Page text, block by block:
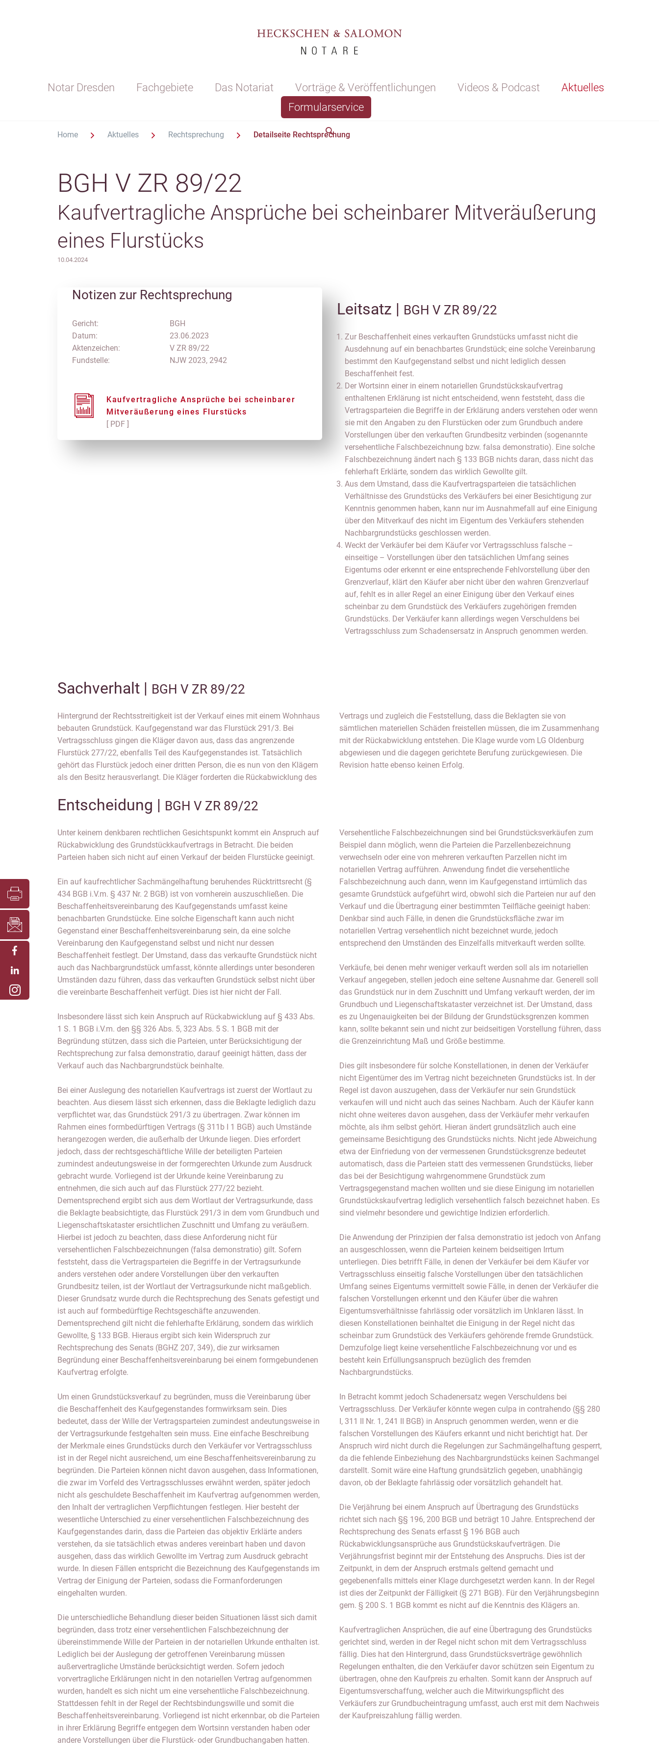
Notar Dresden Fachgebiete Das Notariat Vorträge & Veröffentlichungen Videos & Podcast
Aktuelles
Formularservice
Home Aktuelles Rechtsprechung Detailseite Rechtsprechung
BGH V ZR 89/22
Kaufvertragliche Ansprüche bei scheinbarer Mitveräußerung
eines Flurstücks
10.04.2024
Notizen zur Rechtsprechung
Gericht:
Datum:
Aktenzeichen:
Fundstelle:
BGH
23.06.2023
V ZR 89/22
NJW 2023, 2942
Kaufvertragliche Ansprüche bei scheinbarer
Mitveräußerung eines Flurstücks
[ PDF ]
Leitsatz | BGH V ZR 89/22
Zur Beschaffenheit eines verkauften Grundstücks umfasst nicht die
Ausdehnung auf ein benachbartes Grundstück; eine solche Vereinbarung
bestimmt den Kaufgegenstand selbst und nicht lediglich dessen
Beschaffenheit fest.
Der Wortsinn einer in einem notariellen Grundstückskaufvertrag
enthaltenen Erklärung ist nicht entscheidend, wenn feststeht, dass die
Vertragsparteien die Begriffe in der Erklärung anders verstehen oder wenn
sie mit den Angaben zu den Flurstücken oder zum Grundbuch andere
Vorstellungen über den verkauften Grundbesitz verbinden (sogenannte
versehentliche Falschbezeichnung bzw. falsa demonstratio). Eine solche
Falschbezeichnung ändert nach § 133 BGB nichts daran, dass nicht das
fehlerhaft Erklärte, sondern das wirklich Gewollte gilt.
Aus dem Umstand, dass die Kaufvertragsparteien die tatsächlichen
Verhältnisse des Grundstücks des Verkäufers bei einer Besichtigung zur
Kenntnis genommen haben, kann nur im Ausnahmefall auf eine Einigung
über den Mitverkauf des nicht im Eigentum des Verkäufers stehenden
Nachbargrundstücks geschlossen werden.
Weckt der Verkäufer bei dem Käufer vor Vertragsschluss falsche –
einseitige – Vorstellungen über den tatsächlichen Umfang seines
Eigentums oder erkennt er eine entsprechende Fehlvorstellung über den
Grenzverlauf, klärt den Käufer aber nicht über den wahren Grenzverlauf
auf, fehlt es in aller Regel an einer Einigung über den Verkauf eines
scheinbar zu dem Grundstück des Verkäufers zugehörigen fremden
Grundstücks. Der Verkäufer kann allerdings wegen Verschuldens bei
Vertragsschluss zum Schadensersatz in Anspruch genommen werden.
Sachverhalt | BGH V ZR 89/22
Hintergrund der Rechtsstreitigkeit ist der Verkauf eines mit einem Wohnhaus
bebauten Grundstück. Kaufgegenstand war das Flurstück 291/3. Bei
Vertragsschluss gingen die Kläger davon aus, dass das angrenzende
Flurstück 277/22, ebenfalls Teil des Kaufgegenstandes ist. Tatsächlich
gehört das Flurstück jedoch einer dritten Person, die es nun von den Klägern
als den Besitz herausverlangt. Die Kläger forderten die Rückabwicklung des
Vertrags und zugleich die Feststellung, dass die Beklagten sie von
sämtlichen materiellen Schäden freistellen müssen, die im Zusammenhang
mit der Rückabwicklung entstehen. Die Klage wurde vom LG Oldenburg
abgewiesen und die dagegen gerichtete Berufung zurückgewiesen. Die
Revision hatte ebenso keinen Erfolg.
Entscheidung | BGH V ZR 89/22
Unter keinem denkbaren rechtlichen Gesichtspunkt kommt ein Anspruch auf
Rückabwicklung des Grundstückkaufvertrags in Betracht. Die beiden
Parteien haben sich nicht auf einen Verkauf der beiden Flurstücke geeinigt.
Ein auf kaufrechtlicher Sachmängelhaftung beruhendes Rücktrittsrecht (§
434 BGB i.V.m. § 437 Nr. 2 BGB) ist von vornherein auszuschließen. Die
Beschaffenheitsvereinbarung des Kaufgegenstands umfasst keine
benachbarten Grundstücke. Eine solche Eigenschaft kann auch nicht
Gegenstand einer Beschaffenheitsvereinbarung sein, da eine solche
Vereinbarung den Kaufgegenstand selbst und nicht nur dessen
Beschaffenheit festlegt. Der Umstand, dass das verkaufte Grundstück nicht
auch das Nachbargrundstück umfasst, könnte allerdings unter besonderen
Umständen dazu führen, dass das verkauften Grundstück selbst nicht über
die vereinbarte Beschaffenheit verfügt. Dies ist hier nicht der Fall.
Insbesondere lässt sich kein Anspruch auf Rückabwicklung auf § 433 Abs.
1 S. 1 BGB i.V.m. den §§ 326 Abs. 5, 323 Abs. 5 S. 1 BGB mit der
Begründung stützen, dass sich die Parteien, unter Berücksichtigung der
Rechtsprechung zur falsa demonstratio, darauf geeinigt hätten, dass der
Verkauf auch das Nachbargrundstück beinhalte.
Bei einer Auslegung des notariellen Kaufvertrags ist zuerst der Wortlaut zu
beachten. Aus diesem lässt sich erkennen, dass die Beklagte lediglich dazu
verpflichtet war, das Grundstück 291/3 zu übertragen. Zwar können im
Rahmen eines formbedürftigen Vertrags (§ 311b I 1 BGB) auch Umstände
herangezogen werden, die außerhalb der Urkunde liegen. Dies erfordert
jedoch, dass der rechtsgeschäftliche Wille der beteiligten Parteien
zumindest andeutungsweise in der formgerechten Urkunde zum Ausdruck
gebracht wurde. Vorliegend ist der Urkunde keine Vereinbarung zu
entnehmen, die sich auch auf das Flurstück 277/22 bezieht.
Dementsprechend ergibt sich aus dem Wortlaut der Vertragsurkunde, dass
die Beklagte beabsichtigte, das Flurstück 291/3 in dem vom Grundbuch und
Liegenschaftskataster ersichtlichen Zuschnitt und Umfang zu veräußern.
Hierbei ist jedoch zu beachten, dass diese Anforderung nicht für
versehentlichen Falschbezeichnungen (falsa demonstratio) gilt. Sofern
feststeht, dass die Vertragsparteien die Begriffe in der Vertragsurkunde
anders verstehen oder andere Vorstellungen über den verkauften
Grundbesitz teilen, ist der Wortlaut der Vertragsurkunde nicht maßgeblich.
Dieser Grundsatz wurde durch die Rechtsprechung des Senats gefestigt und
ist auch auf formbedürftige Rechtsgeschäfte anzuwenden.
Dementsprechend gilt nicht die fehlerhafte Erklärung, sondern das wirklich
Gewollte, § 133 BGB. Hieraus ergibt sich kein Widerspruch zur
Rechtsprechung des Senats (BGHZ 207, 349), die zur wirksamen
Begründung einer Beschaffenheitsvereinbarung bei einem formgebundenen
Kaufvertrag erfolgte.
Um einen Grundstücksverkauf zu begründen, muss die Vereinbarung über
die Beschaffenheit des Kaufgegenstandes formwirksam sein. Dies
bedeutet, dass der Wille der Vertragsparteien zumindest andeutungsweise in
der Vertragsurkunde festgehalten sein muss. Eine einfache Beschreibung
der Merkmale eines Grundstücks durch den Verkäufer vor Vertragsschluss
ist in der Regel nicht ausreichend, um eine Beschaffenheitsvereinbarung zu
begründen. Die Parteien können nicht davon ausgehen, dass Informationen,
die zwar im Vorfeld des Vertragsschlusses erwähnt werden, später jedoch
nicht als geschuldete Beschaffenheit im Kaufvertrag aufgenommen werden,
den Inhalt der vertraglichen Verpflichtungen festlegen. Hier besteht der
wesentliche Unterschied zu einer versehentlichen Falschbezeichnung des
Kaufgegenstandes darin, dass die Parteien das objektiv Erklärte anders
verstehen, da sie tatsächlich etwas anderes vereinbart haben und davon
ausgehen, dass das wirklich Gewollte im Vertrag zum Ausdruck gebracht
wurde. In diesen Fällen entspricht die Bezeichnung des Kaufgegenstands im
Vertrag der Einigung der Parteien, sodass die Formanforderungen
eingehalten wurden.
Die unterschiedliche Behandlung dieser beiden Situationen lässt sich damit
begründen, dass trotz einer versehentlichen Falschbezeichnung der
übereinstimmende Wille der Parteien in der notariellen Urkunde enthalten ist.
Lediglich bei der Auslegung der getroffenen Vereinbarung müssen
außervertragliche Umstände berücksichtigt werden. Sofern jedoch
vorvertragliche Erklärungen nicht in den notariellen Vertrag aufgenommen
wurden, handelt es sich nicht um eine versehentliche Falschbezeichnung.
Stattdessen fehlt in der Regel der Rechtsbindungswille und somit die
Beschaffenheitsvereinbarung. Vorliegend ist nicht erkennbar, ob die Parteien
in ihrer Erklärung Begriffe entgegen dem Wortsinn verstanden haben oder
andere Vorstellungen über die Flurstück- oder Grundbuchangaben hatten.
Versehentliche Falschbezeichnungen sind bei Grundstücksverkäufen zum
Beispiel dann möglich, wenn die Parteien die Parzellenbezeichnung
verwechseln oder eine von mehreren verkauften Parzellen nicht im
notariellen Vertrag aufführen. Anwendung findet die versehentliche
Falschbezeichnung auch dann, wenn im Kaufgegenstand irrtümlich das
gesamte Grundstück aufgeführt wird, obwohl sich die Parteien nur auf den
Verkauf und die Übertragung einer bestimmten Teilfläche geeinigt haben:
Denkbar sind auch Fälle, in denen die Grundstücksfläche zwar im
notariellen Vertrag versehentlich nicht bezeichnet wurde, jedoch
entsprechend den Umständen des Einzelfalls mitverkauft werden sollte.
Verkäufe, bei denen mehr weniger verkauft werden soll als im notariellen
Verkauf angegeben, stellen jedoch eine seltene Ausnahme dar. Generell soll
das Grundstück nur in dem Zuschnitt und Umfang verkauft werden, der im
Grundbuch und Liegenschaftskataster verzeichnet ist. Der Umstand, dass
es zu Ungenauigkeiten bei der Bildung der Grundstücksgrenzen kommen
kann, sollte bekannt sein und nicht zur beidseitigen Vorstellung führen, dass
die Grenzeinrichtung Maß und Größe bestimme.
Dies gilt insbesondere für solche Konstellationen, in denen der Verkäufer
nicht Eigentümer des im Vertrag nicht bezeichneten Grundstücks ist. In der
Regel ist davon auszugehen, dass der Verkäufer nur sein Grundstück
verkaufen will und nicht auch das seines Nachbarn. Auch der Käufer kann
nicht ohne weiteres davon ausgehen, dass der Verkäufer mehr verkaufen
möchte, als ihm selbst gehört. Hieran ändert grundsätzlich auch eine
gemeinsame Besichtigung des Grundstücks nichts. Nicht jede Abweichung
etwa der Einfriedung von der vermessenen Grundstücksgrenze bedeutet
automatisch, dass die Parteien statt des vermessenen Grundstücks, lieber
das bei der Besichtigung wahrgenommene Grundstück zum
Vertragsgegenstand machen wollten und sie diese Einigung im notariellen
Grundstückskaufvertrag lediglich versehentlich falsch bezeichnet haben. Es
sind vielmehr besondere und gewichtige Indizien erforderlich.
Die Anwendung der Prinzipien der falsa demonstratio ist jedoch von Anfang
an ausgeschlossen, wenn die Parteien keinem beidseitigen Irrtum
unterliegen. Dies betrifft Fälle, in denen der Verkäufer bei dem Käufer vor
Vertragsschluss einseitig falsche Vorstellungen über den tatsächlichen
Umfang seines Eigentums vermittelt sowie Fälle, in denen der Verkäufer die
falschen Vorstellungen erkennt und den Käufer über die wahren
Eigentumsverhältnisse fahrlässig oder vorsätzlich im Unklaren lässt. In
diesen Konstellationen beinhaltet die Einigung in der Regel nicht das
scheinbar zum Grundstück des Verkäufers gehörende fremde Grundstück.
Demzufolge liegt keine versehentliche Falschbezeichnung vor und es
besteht kein Erfüllungsanspruch bezüglich des fremden
Nachbargrundstücks.
In Betracht kommt jedoch Schadenersatz wegen Verschuldens bei
Vertragsschluss. Der Verkäufer könnte wegen culpa in contrahendo (§§ 280
I, 311 II Nr. 1, 241 II BGB) in Anspruch genommen werden, wenn er die
falschen Vorstellungen des Käufers erkannt und nicht berichtigt hat. Der
Anspruch wird nicht durch die Regelungen zur Sachmängelhaftung gesperrt,
da die fehlende Einbeziehung des Nachbargrundstücks keinen Sachmangel
darstellt. Somit wäre eine Haftung grundsätzlich gegeben, unabhängig
davon, ob der Beklagte fahrlässig oder vorsätzlich gehandelt hat.
Die Verjährung bei einem Anspruch auf Übertragung des Grundstücks
richtet sich nach §§ 196, 200 BGB und beträgt 10 Jahre. Entsprechend der
Rechtsprechung des Senats erfasst § 196 BGB auch
Rückabwicklungsansprüche aus Grundstückskaufverträgen. Die
Verjährungsfrist beginnt mir der Entstehung des Anspruchs. Dies ist der
Zeitpunkt, in dem der Anspruch erstmals geltend gemacht und
gegebenenfalls mittels einer Klage durchgesetzt werden kann. In der Regel
ist dies der Zeitpunkt der Fälligkeit (§ 271 BGB). Für den Verjährungsbeginn
gem. § 200 S. 1 BGB kommt es nicht auf die Kenntnis des Klägers an.
Kaufvertraglichen Ansprüchen, die auf eine Übertragung des Grundstücks
gerichtet sind, werden in der Regel nicht schon mit dem Vertragsschluss
fällig. Dies hat den Hintergrund, dass Grundstücksverträge gewöhnlich
Regelungen enthalten, die den Verkäufer davor schützen sein Eigentum zu
übertragen, ohne den Kaufpreis zu erhalten. Somit kann der Anspruch auf
Eigentumsverschaffung, welcher auch die Mitwirkungspflicht des
Verkäufers zur Grundbucheintragung umfasst, auch erst mit dem Nachweis
der Kaufpreiszahlung fällig werden.